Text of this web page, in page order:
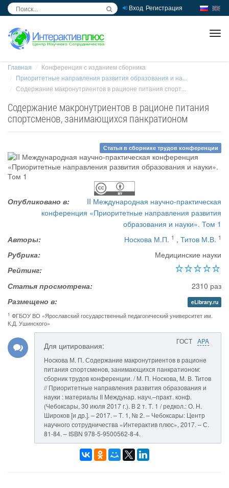
Вход Регистрация
Главная
Конференция с изданием сборника
Приоритетные направления развития образования и на...
Содержание макронутриентов в рационе питания спорт...
Содержание макронутриентов в рационе питания
спортсменов, занимающихся панкратионом
Статья в сборнике трудов конференции
Опубликовано в:
II Международная научно-практическая
конференция «Приоритетные направления развития
образования и науки». Том 1
Авторы:
Носкова М.П. 1 , Титов М.В. 1
Рубрика:
Медицинские науки
Рейтинг:
Статья просмотрена:
2310 раз
Размещено в:
eLibrary.ru
1 ФГБОУ ВО «Ярославский государственный педагогический университет им.
К.Д. Ушинского»
ГОСТ APA
Для цитирования:
Носкова М. П. Содержание макронутриентов в рационе
питания спортсменов, занимающихся панкратионом:
сборник трудов конференции. / М. П. Носкова, М. В. Титов
// Приоритетные направления развития образования и
науки : материалы II Междунар. науч.–практ. конф.
(Чебоксары, 30 июля 2017 г.). В 2 т. Т. 1 / редкол.: О. Н.
Широков [и др.]. – 2017. – Т. 1, № 2. – Чебоксары: Центр
научного сотрудничества «Интерактив плюс», 2017. – С.
81-84. – ISBN 978-5-9500562-8-4.